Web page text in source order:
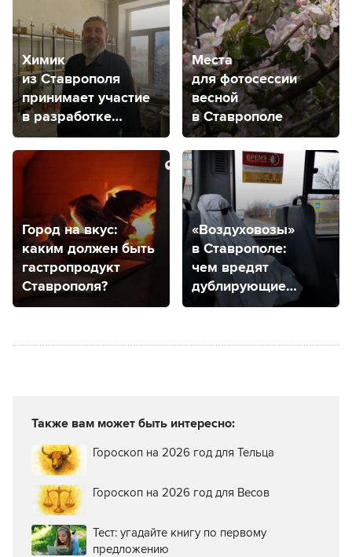
Химик
из Ставрополя
принимает участие
в разработке
вещества против
рака мозга
Места
для фотосессии
весной
в Ставрополе
Город на вкус:
каким должен быть
гастропродукт
Ставрополя?
«Воздуховозы»
в Ставрополе:
чем вредят
дублирующие
маршруты?
Также вам может быть интересно:
Гороскоп на 2026 год для Тельца
Гороскоп на 2026 год для Весов
Тест: угадайте книгу по первому
предложению